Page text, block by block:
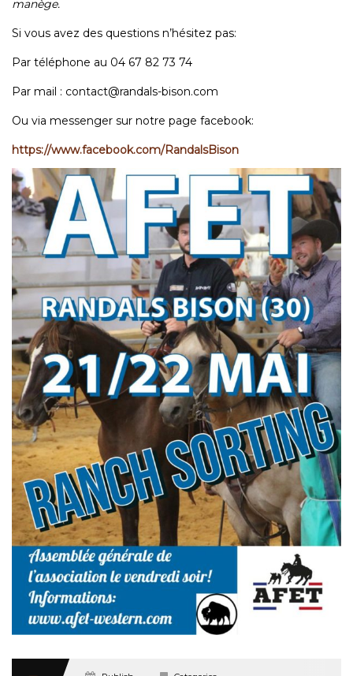
manège.
Si vous avez des questions n’hésitez pas:
Par téléphone au 04 67 82 73 74
Par mail : contact@randals-bison.com
Ou via messenger sur notre page facebook:
https://www.facebook.com/RandalsBison